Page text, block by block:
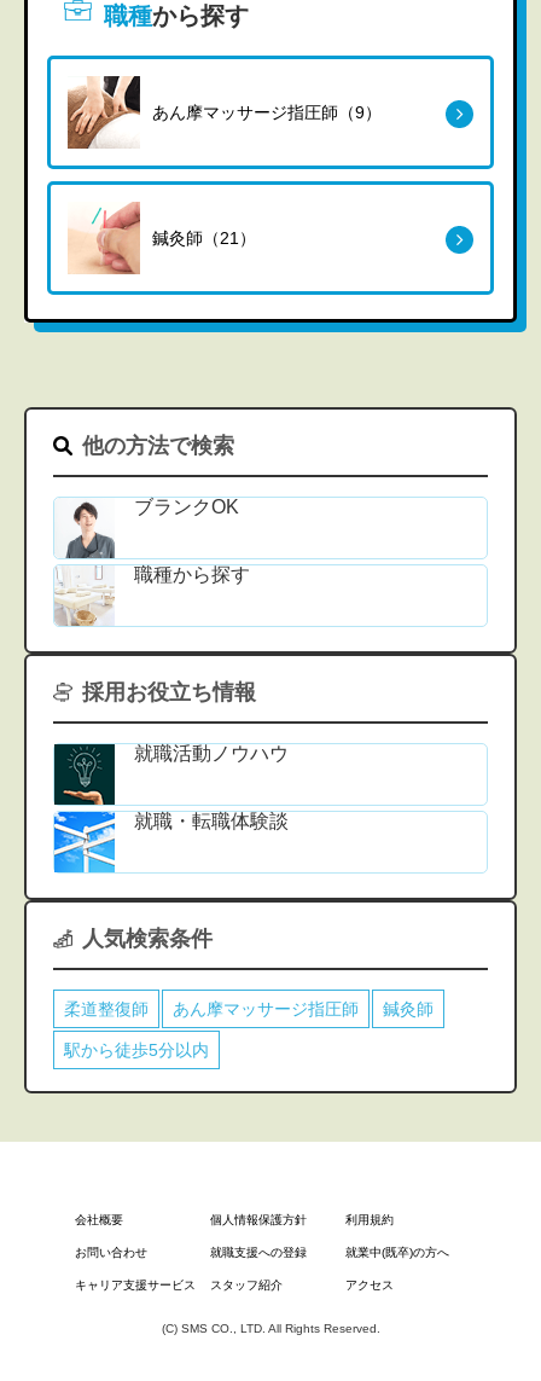
職種から探す
あん摩マッサージ指圧師（9）
鍼灸師（21）
他の方法で検索
ブランクOK
職種から探す
採用お役立ち情報
就職活動ノウハウ
就職・転職体験談
人気検索条件
柔道整復師 あん摩マッサージ指圧師 鍼灸師
駅から徒歩5分以内
会社概要 個人情報保護方針 利用規約
お問い合わせ 就職支援への登録 就業中(既卒)の方へ
キャリア支援サービス スタッフ紹介 アクセス
(C) SMS CO., LTD. All Rights Reserved.